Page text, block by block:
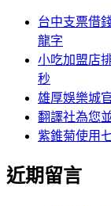
台中支票借
龍字
小吃加盟店
秒
雄厚娛樂城
翻譯社為您
紫錐菊使用
近期留言